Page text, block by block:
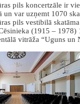
pils koncertzāle ir
un var uzņemt 1070
pils vestibilā
(1915 – 1978)
vitrāža “Uguns un